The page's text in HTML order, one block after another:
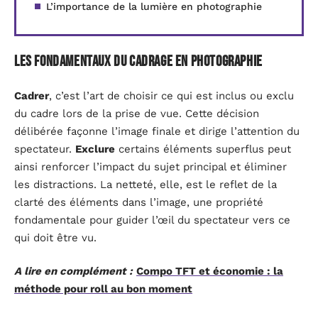
L’importance de la lumière en photographie
Les fondamentaux du cadrage en photographie
Cadrer, c’est l’art de choisir ce qui est inclus ou exclu
du cadre lors de la prise de vue. Cette décision
délibérée façonne l’image finale et dirige l’attention du
spectateur. Exclure certains éléments superflus peut
ainsi renforcer l’impact du sujet principal et éliminer
les distractions. La netteté, elle, est le reflet de la
clarté des éléments dans l’image, une propriété
fondamentale pour guider l’œil du spectateur vers ce
qui doit être vu.
A lire en complément : Compo TFT et économie : la
méthode pour roll au bon moment